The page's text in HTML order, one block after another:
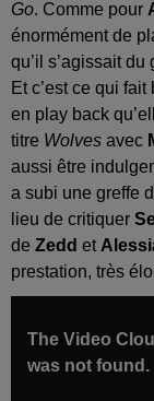
Go. Comme pour
énormément de
qu’il s’agissait
Et c’est ce qui
en play back
titre Wolves avec
aussi être
a subi une greffe
lieu de critiquer
de Zedd et
prestation, très